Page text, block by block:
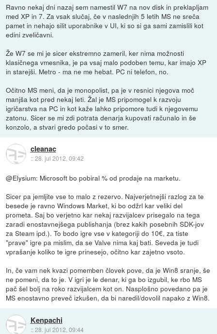
Ravno nekaj dni nazaj sem namestil W7 na nov disk in preklapljam
med XP in 7. Za vsak slučaj, če v naslednjih 5 letih MS ne sreča
pamet in nehajo silit uporabnike v UI, ki so si ga sami zamislili kot
edini zveličavni.
Že W7 se mi je sicer ekstremno zameril, ker nima možnosti
klasičnega vmesnika, je pa vsaj malo podoben temu, kar imajo XP
in starejši. Metro - ma ne me hebat. PC ni telefon, no.
Očitno MS meni, da je monopolist, pa je v resnici njegova moč
manjša kot pred nekaj leti. Žal je MS pripomogel k razvoju
igričarstva na PC in kot kaže lahko pripomore tudi k njegovemu
zatonu. Sicer se mi zdi potrata denarja kupovati računalo in še
konzolo, a stvari gredo počasi v to smer.
cleanac
::28. jul 2012, 09:42
@Elysium: Microsoft bo pobiral % od prodaje na marketu.
Sicer pa jemljite vse to malo z rezervo. Najverjetnejši razlog za te
besede je ravno Windows Market, ki bo odžrl kar veliki del
prometa. Saj bo verjetno kar nekaj razvijalcev prisegalo na tega
zaradi enostavnejšega publishanja (brez kakih posebnih SDK-jov
za Steam ipd.). To bodo igre vse v kategoriji do 10€, za tiste
"prave" igre pa mislim, da se Valve nima kaj bati. Seveda je tudi
vprašanje koliko te igre prinesejo, očitno kar zajetno vsoto.
In, če vam nek kvazi pomemben človek pove, da je Win8 sranje, še
ne pomeni, da to je. V igri je le denar, ki ga bo izgubil, ke rbo MS
pač šel bolj na roko razvijalcem kot on. Nasplošno povedano pa je
MS enostavno preveč izkušen, da bi naredil/dovolil napako z Win8.
Kenpachi
::28. jul 2012, 09:44